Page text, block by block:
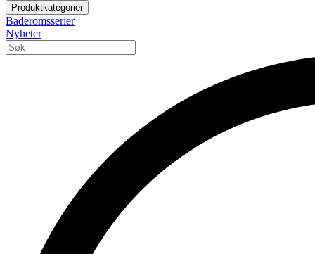
Produktkategorier
Baderomsserier
Nyheter